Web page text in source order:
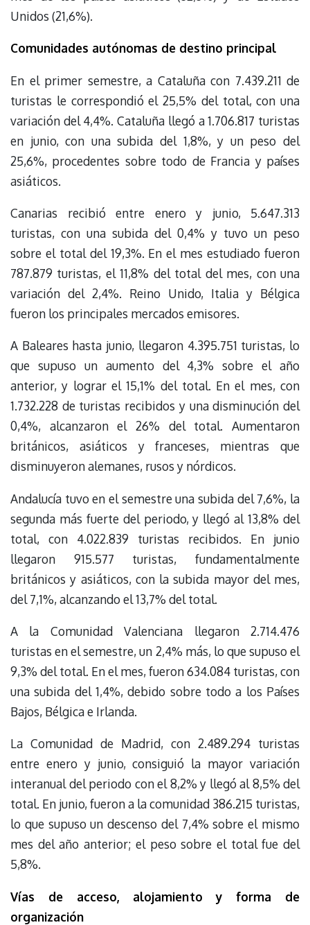
Unidos (21,6%).
Comunidades autónomas de destino principal
En el primer semestre, a Cataluña con 7.439.211 de
turistas le correspondió el 25,5% del total, con una
variación del 4,4%. Cataluña llegó a 1.706.817 turistas
en junio, con una subida del 1,8%, y un peso del
25,6%, procedentes sobre todo de Francia y países
asiáticos.
Canarias recibió entre enero y junio, 5.647.313
turistas, con una subida del 0,4% y tuvo un peso
sobre el total del 19,3%. En el mes estudiado fueron
787.879 turistas, el 11,8% del total del mes, con una
variación del 2,4%. Reino Unido, Italia y Bélgica
fueron los principales mercados emisores.
A Baleares hasta junio, llegaron 4.395.751 turistas, lo
que supuso un aumento del 4,3% sobre el año
anterior, y lograr el 15,1% del total. En el mes, con
1.732.228 de turistas recibidos y una disminución del
0,4%, alcanzaron el 26% del total. Aumentaron
británicos, asiáticos y franceses, mientras que
disminuyeron alemanes, rusos y nórdicos.
Andalucía tuvo en el semestre una subida del 7,6%, la
segunda más fuerte del periodo, y llegó al 13,8% del
total, con 4.022.839 turistas recibidos. En junio
llegaron 915.577 turistas, fundamentalmente
británicos y asiáticos, con la subida mayor del mes,
del 7,1%, alcanzando el 13,7% del total.
A la Comunidad Valenciana llegaron 2.714.476
turistas en el semestre, un 2,4% más, lo que supuso el
9,3% del total. En el mes, fueron 634.084 turistas, con
una subida del 1,4%, debido sobre todo a los Países
Bajos, Bélgica e Irlanda.
La Comunidad de Madrid, con 2.489.294 turistas
entre enero y junio, consiguió la mayor variación
interanual del periodo con el 8,2% y llegó al 8,5% del
total. En junio, fueron a la comunidad 386.215 turistas,
lo que supuso un descenso del 7,4% sobre el mismo
mes del año anterior; el peso sobre el total fue del
5,8%.
Vías de acceso, alojamiento y forma de
organización